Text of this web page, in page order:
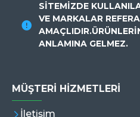
SİTEMİZDE
VE MARKALAR
ANLAMINA GELMEZ.
MÜŞTERI HIZMETLERI
İletişim